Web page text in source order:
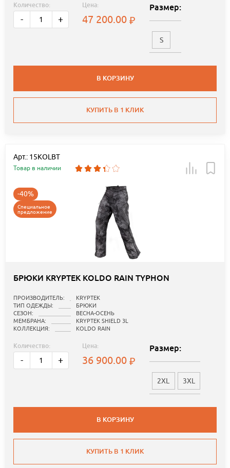
Количество:
- +
Цена:
47 200.00
Размер:
S
В КОРЗИНУ
КУПИТЬ В 1 КЛИК
Арт.: 15KOLBT
Товар в наличии
-40%
Специальное
предложение
БРЮКИ KRYPTEK KOLDO RAIN TYPHON
ПРОИЗВОДИТЕЛЬ:
KRYPTEK
ТИП ОДЕЖДЫ:
БРЮКИ
СЕЗОН:
ВЕСНА-ОСЕНЬ
МЕМБРАНА:
KRYPTEK SHIELD 3L
КОЛЛЕКЦИЯ:
KOLDO RAIN
Количество:
- +
Цена:
36 900.00
Размер:
2XL 3XL
В КОРЗИНУ
КУПИТЬ В 1 КЛИК